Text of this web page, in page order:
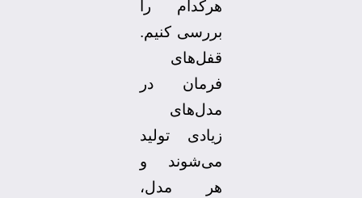
هرکدام را
بررسی کنیم.
قفل‌های
فرمان در
مدل‌های
زیادی تولید
می‌شوند و
هر مدل،